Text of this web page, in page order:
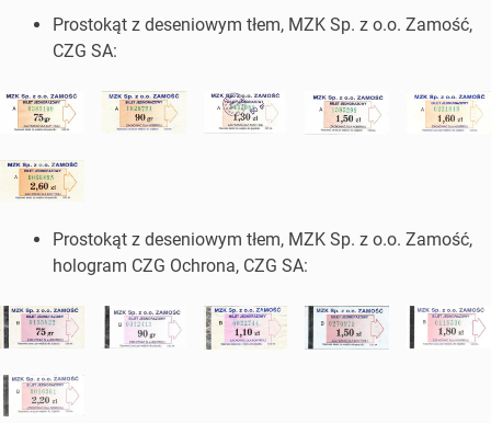
Prostokąt z deseniowym tłem, MZK Sp. z o.o. Zamość,
CZG SA:
Prostokąt z deseniowym tłem, MZK Sp. z o.o. Zamość,
hologram CZG Ochrona, CZG SA: